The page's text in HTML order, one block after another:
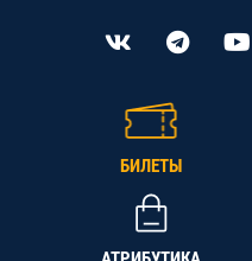
БИЛЕТЫ